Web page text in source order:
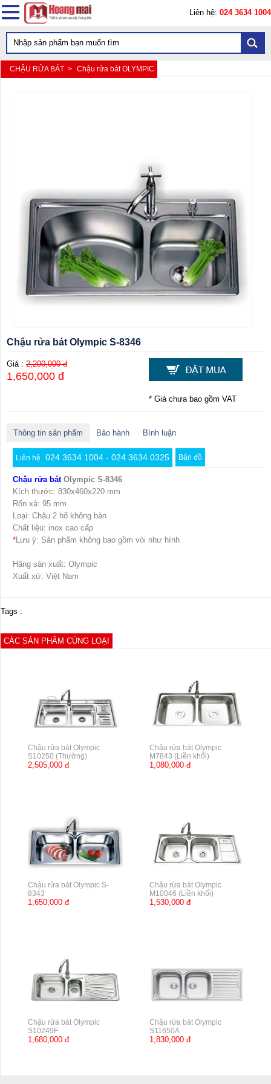
Liên hệ: 024 3634 1004
CHẬU RỬA BÁT > Chậu rửa bát OLYMPIC
Chậu rửa bát Olympic S-8346
Giá : 2,200,000 đ
1,650,000 đ
* Giá chưa bao gồm VAT
Thông tin sản phẩm Bảo hành Bình luận
Liên hệ 024 3634 1004 - 024 3634 0325 Bản đồ
Chậu rửa bátOlympic S-8346
Kích thước: 830x460x220 mm
Rốn xả: 95 mm
Loại: Chậu 2 hố không bàn
Chất liệu: inox cao cấp
*Lưu ý: Sản phẩm không bao gồm vòi như hình
Hãng sản xuất: Olympic
Xuất xứ: Việt Nam
Tags :
CÁC SẢN PHẨM CÙNG LOẠI
Chậu rửa bát Olympic
S10250 (Thường)
2,505,000 đ
Chậu rửa bát Olympic
M7843 (Liền khối)
1,080,000 đ
Chậu rửa bát Olympic S-
8343
1,650,000 đ
Chậu rửa bát Olympic
M10046 (Liền khối)
1,530,000 đ
Chậu rửa bát Olympic
S10249F
1,680,000 đ
Chậu rửa bát Olympic
S11650A
1,830,000 đ